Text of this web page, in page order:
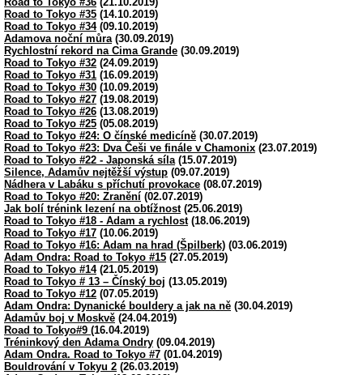
Road to Tokyo #35 (14.10.2019)
Road to Tokyo #34(09.10.2019)
Adamova noční můra (30.09.2019)
Rychlostní rekord na Cima Grande (30.09.2019)
Road to Tokyo #32 (24.09.2019)
Road to Tokyo #31 (16.09.2019)
Road to Tokyo #30 (10.09.2019)
Road to Tokyo #27 (19.08.2019)
Road to Tokyo #26 (13.08.2019)
Road to Tokyo #25 (05.08.2019)
Road to Tokyo #24: O čínské medicíně (30.07.2019)
Road to Tokyo #23: Dva Češi ve finále v Chamonix (23.07.2019)
Road to Tokyo #22 - Japonská síla (15.07.2019)
Silence, Adamův nejtěžší výstup (09.07.2019)
Nádhera v Labáku s příchutí provokace (08.07.2019)
Road to Tokyo #20: Zranění (02.07.2019)
Jak bolí trénink lezení na obtížnost(25.06.2019)
Road to Tokyo #18 - Adam a rychlost(18.06.2019)
Road to Tokyo #17 (10.06.2019)
Road to Tokyo #16: Adam na hrad (Špilberk) (03.06.2019)
Adam Ondra: Road to Tokyo #15 (27.05.2019)
Road to Tokyo #14(21.05.2019)
Road to Tokyo # 13 – Čínský boj (13.05.2019)
Road to Tokyo #12 (07.05.2019)
Adam Ondra: Dynanické bouldery a jak na ně (30.04.2019)
Adamův boj v Moskvě (24.04.2019)
Road to Tokyo#9 (16.04.2019)
Tréninkový den Adama Ondry (09.04.2019)
Adam Ondra. Road to Tokyo #7 (01.04.2019)
Bouldrování v Tokyu 2 (26.03.2019)